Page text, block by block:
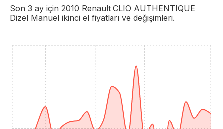
Son 3 ay için 2010 Renault CLIO AUTHENTIQUE
Dizel Manuel ikinci el fiyatları ve değişimleri.